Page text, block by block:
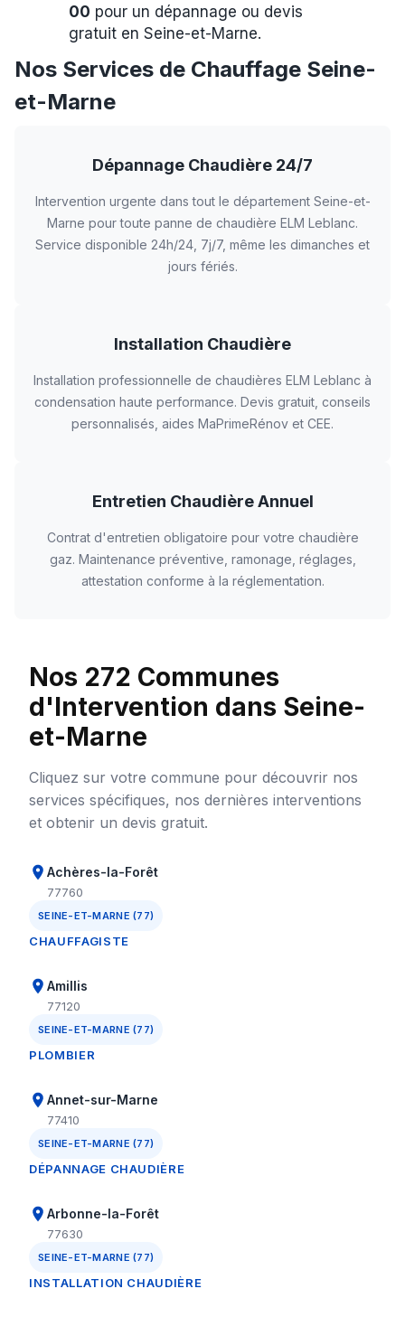
00 pour un dépannage ou devis
gratuit en Seine-et-Marne.
Nos Services de Chauffage Seine-
et-Marne
Dépannage Chaudière 24/7
Intervention urgente dans tout le département Seine-et-
Marne pour toute panne de chaudière ELM Leblanc.
Service disponible 24h/24, 7j/7, même les dimanches et
jours fériés.
Installation Chaudière
Installation professionnelle de chaudières ELM Leblanc à
condensation haute performance. Devis gratuit, conseils
personnalisés, aides MaPrimeRénov et CEE.
Entretien Chaudière Annuel
Contrat d'entretien obligatoire pour votre chaudière
gaz. Maintenance préventive, ramonage, réglages,
attestation conforme à la réglementation.
Nos 272 Communes
d'Intervention dans Seine-
et-Marne
Cliquez sur votre commune pour découvrir nos
services spécifiques, nos dernières interventions
et obtenir un devis gratuit.
Achères-la-Forêt
77760
SEINE-ET-MARNE (77)
CHAUFFAGISTE
Amillis
77120
SEINE-ET-MARNE (77)
PLOMBIER
Annet-sur-Marne
77410
SEINE-ET-MARNE (77)
DÉPANNAGE CHAUDIÈRE
Arbonne-la-Forêt
77630
SEINE-ET-MARNE (77)
INSTALLATION CHAUDIÈRE